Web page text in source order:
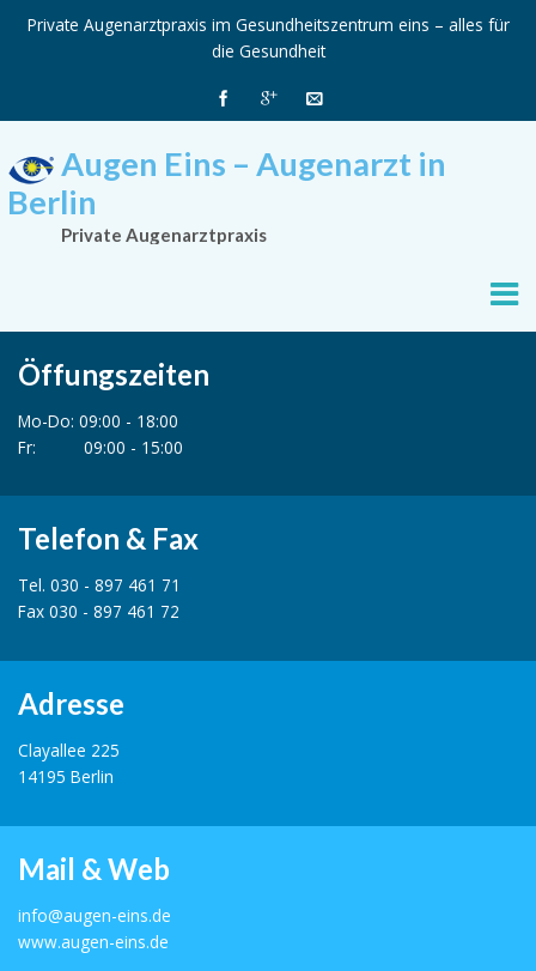
Private Augenarztpraxis im Gesundheitszentrum eins – alles für
die Gesundheit
Augen Eins – Augenarzt in
Berlin
Private Augenarztpraxis
Öffungszeiten
Mo-Do: 09:00 - 18:00
Fr: 09:00 - 15:00
Telefon & Fax
Tel. 030 - 897 461 71
Fax 030 - 897 461 72
Adresse
Clayallee 225
14195 Berlin
Mail & Web
info@augen-eins.de
www.augen-eins.de